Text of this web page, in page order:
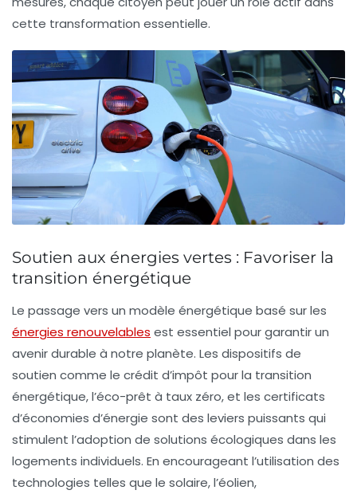
cette transformation essentielle.
Soutien aux énergies vertes : Favoriser la
transition énergétique
Le passage vers un modèle énergétique basé sur les
énergies renouvelables est essentiel pour garantir un
avenir durable à notre planète. Les dispositifs de
soutien comme le crédit d’impôt pour la transition
énergétique, l’éco-prêt à taux zéro, et les certificats
d’économies d’énergie sont des leviers puissants qui
stimulent l’adoption de solutions écologiques dans les
logements individuels. En encourageant l’utilisation des
technologies telles que le solaire, l’éolien,